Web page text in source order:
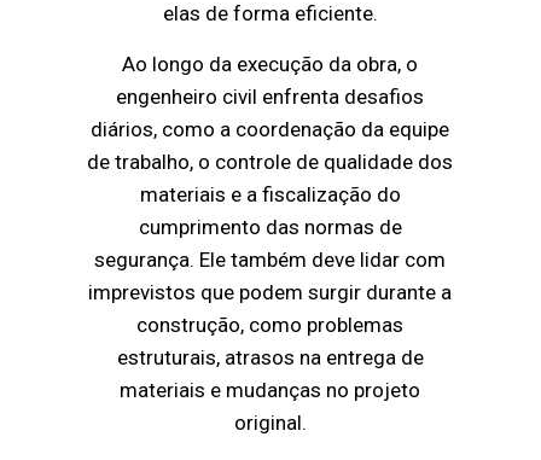
elas de forma eficiente.
Ao longo da execução da obra, o
engenheiro civil enfrenta desafios
diários, como a coordenação da equipe
de trabalho, o controle de qualidade dos
materiais e a fiscalização do
cumprimento das normas de
segurança. Ele também deve lidar com
imprevistos que podem surgir durante a
construção, como problemas
estruturais, atrasos na entrega de
materiais e mudanças no projeto
original.